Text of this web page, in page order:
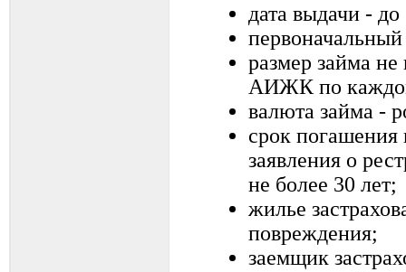
дата выдачи -
размер займа
АИЖК по
валюта займа -
срок погашения
заявления о
не более 30 лет;
жилье
повреждения;
заемщик